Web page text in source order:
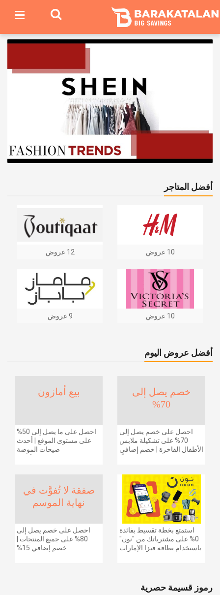
أفضل المتاجر
12 عروض 10 عروض
9 عروض 10 عروض
أفضل عروض اليوم
بيع أمازون
احصل على ما يصل إلى 50%
على مستوى الموقع | أحدث
صيحات الموضة
خصم يصل إلى
70%
احصل على خصم يصل إلى
70% على تشكيلة ملابس
الأطفال الفاخرة | خصم إضافي
صفقة لا تُفوَّت في
نهاية الموسم
احصل على خصم يصل إلى
80% على جميع المنتجات |
خصم إضافي 15%
استمتع بخطة تقسيط بفائدة
0% على مشترياتك من "نون"
باستخدام بطاقة فيزا الإمارات
رموز قسيمة حصرية